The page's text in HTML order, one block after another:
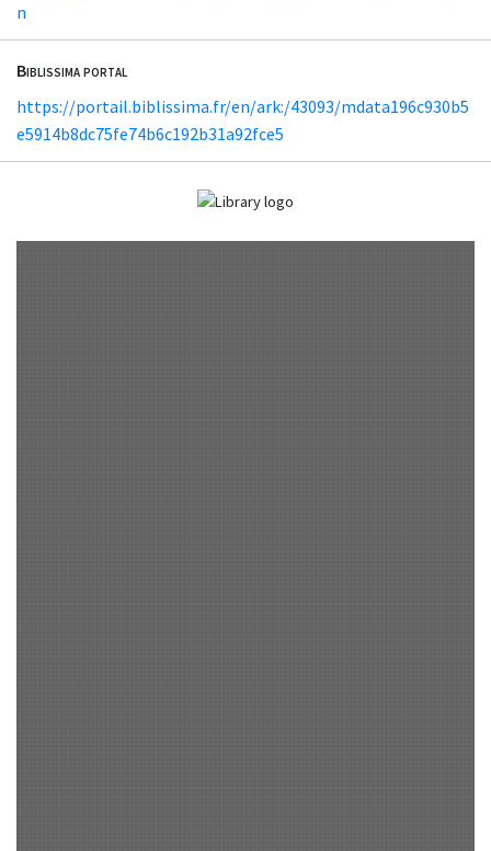
n
Biblissima portal
https://portail.biblissima.fr/en/ark:/43093/mdata196c930b5
e5914b8dc75fe74b6c192b31a92fce5